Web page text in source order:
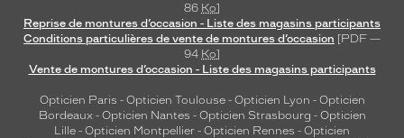
86 Ko]
Reprise de montures d’occasion - Liste des magasins participants
Conditions particulières de vente de montures d’occasion [PDF —
94 Ko]
Vente de montures d’occasion - Liste des magasins participants
Opticien Paris - Opticien Toulouse- Opticien Lyon - Opticien
Bordeaux- Opticien Nantes - Opticien Strasbourg - Opticien
Lille - Opticien Montpellier - Opticien Rennes - Opticien